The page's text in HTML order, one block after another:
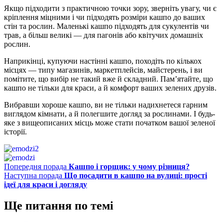
Якщо підходити з практичною точки зору, зверніть увагу, чи є
кріплення міцними і чи підходять розміри кашпо до ваших
стін та рослин. Маленькі кашпо підходять для сукулентів чи
трав, а більш великі — для пагонів або квітучих домашніх
рослин.
Наприкінці, купуючи настінні кашпо, походіть по кількох
місцях — типу магазинів, маркетплейсів, майстерень, і ви
помітите, що вибір не такий вже й складний. Пам’ятайте, що
кашпо не тільки для краси, а й комфорт ваших зелених друзів.
Вибравши хороше кашпо, ви не тільки надихнетеся гарним
виглядом кімнати, а й полегшите догляд за рослинами. І будь-
яке з вищеописаних місць може стати початком вашої зеленої
історії.
Попередня порада Кашпо і горщик: у чому різниця?
Наступна порада Що посадити в кашпо на вулиці: прості
ідеї для краси і догляду
Ще питання по темі